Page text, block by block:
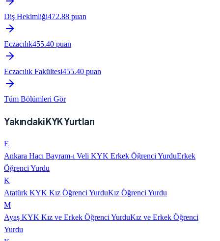
Diş Hekimliği472.88 puan
Eczacılık455.40 puan
Eczacılık Fakültesi455.40 puan
Tüm Bölümleri Gör
Yakındaki KYK Yurtları
E
Ankara Hacı Bayram-ı Veli KYK Erkek Öğrenci YurduErkek
Öğrenci Yurdu
K
Atatürk KYK Kız Öğrenci YurduKız Öğrenci Yurdu
M
Ayaş KYK Kız ve Erkek Öğrenci YurduKız ve Erkek Öğrenci
Yurdu